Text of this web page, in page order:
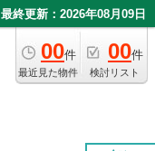
最終更新：2026年08月09日
00件
最近見た物件
00件
検討リスト